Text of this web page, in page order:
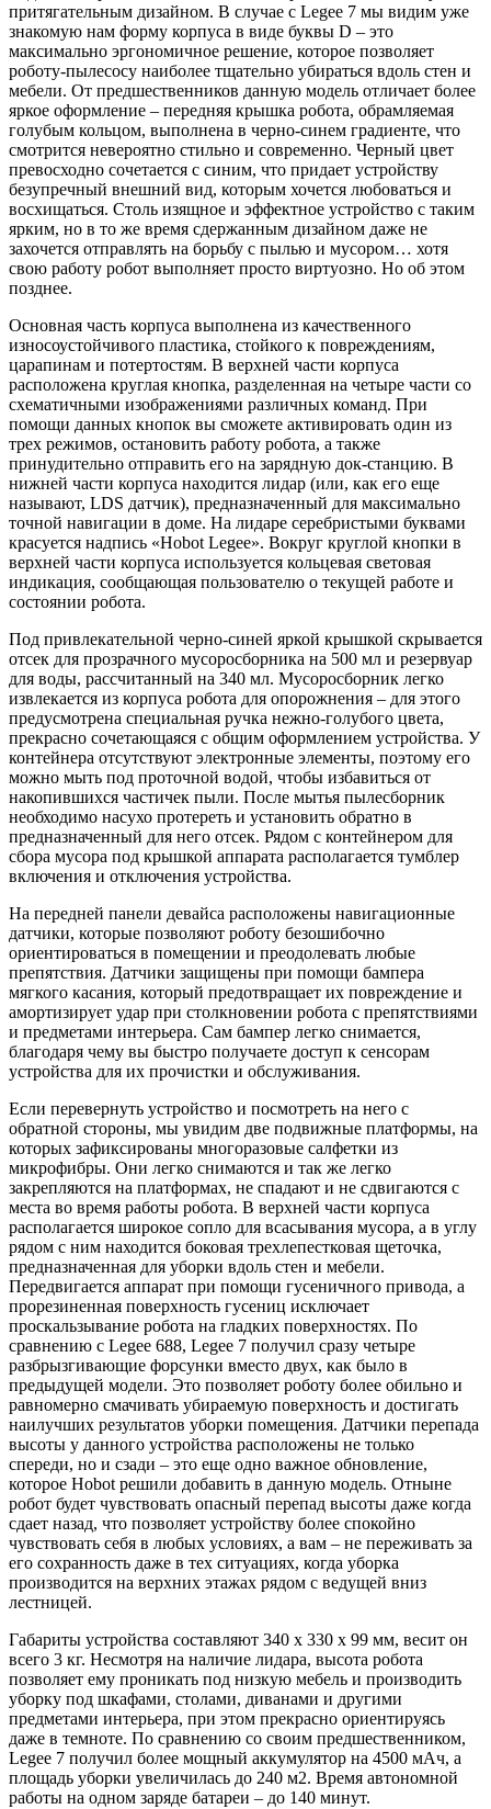
притягательным дизайном. В случае с Legee 7 мы видим уже
знакомую нам форму корпуса в виде буквы D – это
максимально эргономичное решение, которое позволяет
роботу-пылесосу наиболее тщательно убираться вдоль стен и
мебели. От предшественников данную модель отличает более
яркое оформление – передняя крышка робота, обрамляемая
голубым кольцом, выполнена в черно-синем градиенте, что
смотрится невероятно стильно и современно. Черный цвет
превосходно сочетается с синим, что придает устройству
безупречный внешний вид, которым хочется любоваться и
восхищаться. Столь изящное и эффектное устройство с таким
ярким, но в то же время сдержанным дизайном даже не
захочется отправлять на борьбу с пылью и мусором… хотя
свою работу робот выполняет просто виртуозно. Но об этом
позднее.
Основная часть корпуса выполнена из качественного
износоустойчивого пластика, стойкого к повреждениям,
царапинам и потертостям. В верхней части корпуса
расположена круглая кнопка, разделенная на четыре части со
схематичными изображениями различных команд. При
помощи данных кнопок вы сможете активировать один из
трех режимов, остановить работу робота, а также
принудительно отправить его на зарядную док-станцию. В
нижней части корпуса находится лидар (или, как его еще
называют, LDS датчик), предназначенный для максимально
точной навигации в доме. На лидаре серебристыми буквами
красуется надпись «Hobot Legee». Вокруг круглой кнопки в
верхней части корпуса используется кольцевая световая
индикация, сообщающая пользователю о текущей работе и
состоянии робота.
Под привлекательной черно-синей яркой крышкой скрывается
отсек для прозрачного мусоросборника на 500 мл и резервуар
для воды, рассчитанный на 340 мл. Мусоросборник легко
извлекается из корпуса робота для опорожнения – для этого
предусмотрена специальная ручка нежно-голубого цвета,
прекрасно сочетающаяся с общим оформлением устройства. У
контейнера отсутствуют электронные элементы, поэтому его
можно мыть под проточной водой, чтобы избавиться от
накопившихся частичек пыли. После мытья пылесборник
необходимо насухо протереть и установить обратно в
предназначенный для него отсек. Рядом с контейнером для
сбора мусора под крышкой аппарата располагается тумблер
включения и отключения устройства.
На передней панели девайса расположены навигационные
датчики, которые позволяют роботу безошибочно
ориентироваться в помещении и преодолевать любые
препятствия. Датчики защищены при помощи бампера
мягкого касания, который предотвращает их повреждение и
амортизирует удар при столкновении робота с препятствиями
и предметами интерьера. Сам бампер легко снимается,
благодаря чему вы быстро получаете доступ к сенсорам
устройства для их прочистки и обслуживания.
Если перевернуть устройство и посмотреть на него с
обратной стороны, мы увидим две подвижные платформы, на
которых зафиксированы многоразовые салфетки из
микрофибры. Они легко снимаются и так же легко
закрепляются на платформах, не спадают и не сдвигаются с
места во время работы робота. В верхней части корпуса
располагается широкое сопло для всасывания мусора, а в углу
рядом с ним находится боковая трехлепестковая щеточка,
предназначенная для уборки вдоль стен и мебели.
Передвигается аппарат при помощи гусеничного привода, а
прорезиненная поверхность гусениц исключает
проскальзывание робота на гладких поверхностях. По
сравнению с Legee 688, Legee 7 получил сразу четыре
разбрызгивающие форсунки вместо двух, как было в
предыдущей модели. Это позволяет роботу более обильно и
равномерно смачивать убираемую поверхность и достигать
наилучших результатов уборки помещения. Датчики перепада
высоты у данного устройства расположены не только
спереди, но и сзади – это еще одно важное обновление,
которое Hobot решили добавить в данную модель. Отныне
робот будет чувствовать опасный перепад высоты даже когда
сдает назад, что позволяет устройству более спокойно
чувствовать себя в любых условиях, а вам – не переживать за
его сохранность даже в тех ситуациях, когда уборка
производится на верхних этажах рядом с ведущей вниз
лестницей.
Габариты устройства составляют 340 x 330 x 99 мм, весит он
всего 3 кг. Несмотря на наличие лидара, высота робота
позволяет ему проникать под низкую мебель и производить
уборку под шкафами, столами, диванами и другими
предметами интерьера, при этом прекрасно ориентируясь
даже в темноте. По сравнению со своим предшественником,
Legee 7 получил более мощный аккумулятор на 4500 мАч, а
площадь уборки увеличилась до 240 м2. Время автономной
работы на одном заряде батареи – до 140 минут.